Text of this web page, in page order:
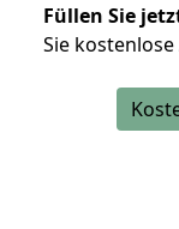
Füllen Sie
Sie